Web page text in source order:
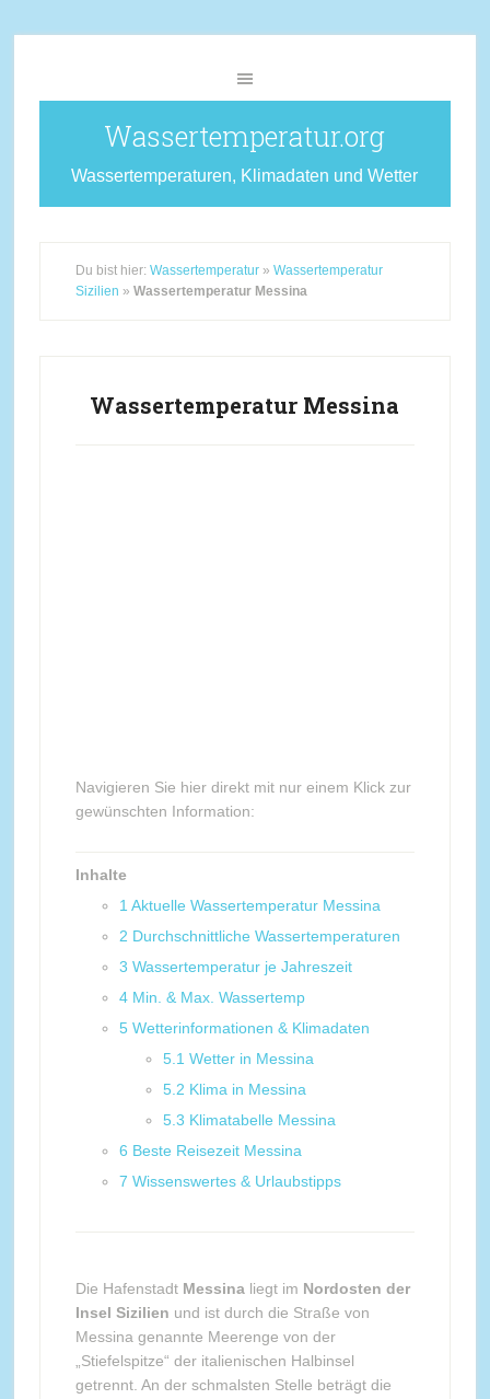
Wassertemperatur.org
Wassertemperaturen, Klimadaten und Wetter
Du bist hier: Wassertemperatur» Wassertemperatur
Sizilien » Wassertemperatur Messina
Wassertemperatur Messina
Navigieren Sie hier direkt mit nur einem Klick zur
gewünschten Information:
Inhalte
1 Aktuelle Wassertemperatur Messina
2 Durchschnittliche Wassertemperaturen
3 Wassertemperatur je Jahreszeit
4 Min. & Max. Wassertemp
5 Wetterinformationen & Klimadaten
5.1 Wetter in Messina
5.2 Klima in Messina
5.3 Klimatabelle Messina
6 Beste Reisezeit Messina
7 Wissenswertes & Urlaubstipps
Die Hafenstadt Messinaliegt im Nordosten der
Insel Sizilien und ist durch die Straße von
Messina genannte Meerenge von der
„Stiefelspitze“ der italienischen Halbinsel
getrennt. An der schmalsten Stelle beträgt die